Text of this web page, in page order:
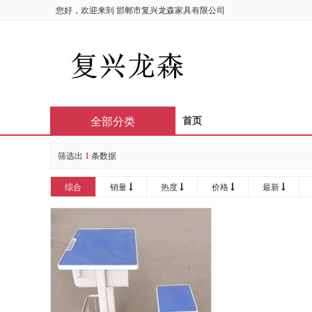
您好，欢迎来到 邯郸市复兴龙森家具有限公司
首页
全部分类
筛选出 1 条数据
综合 销量 热度 价格 最新